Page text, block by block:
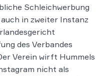
Schleichwerbung
in zweiter Instanz
des Verbandes
Verein wirft Hummels
nicht als